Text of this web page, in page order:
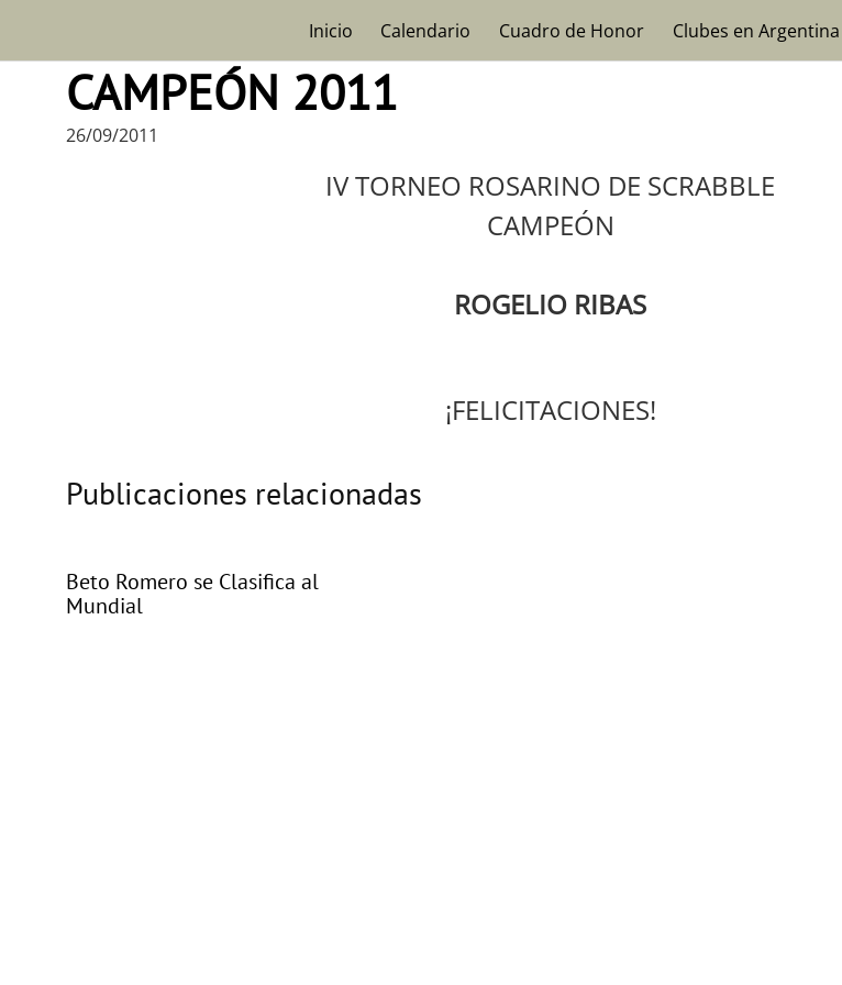
content
Inicio Calendario Cuadro de Honor Clubes en Argentina
CAMPEÓN 2011
26/09/2011
IV TORNEO ROSARINO DE SCRABBLE
CAMPEÓN
ROGELIO RIBAS
¡FELICITACIONES!
Publicaciones relacionadas
Beto Romero se Clasifica al
Mundial